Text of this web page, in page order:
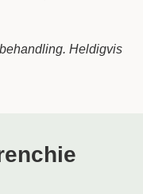
Heldigvis